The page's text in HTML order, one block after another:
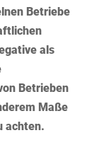
Betriebe
als
Betrieben
Maße
achten.